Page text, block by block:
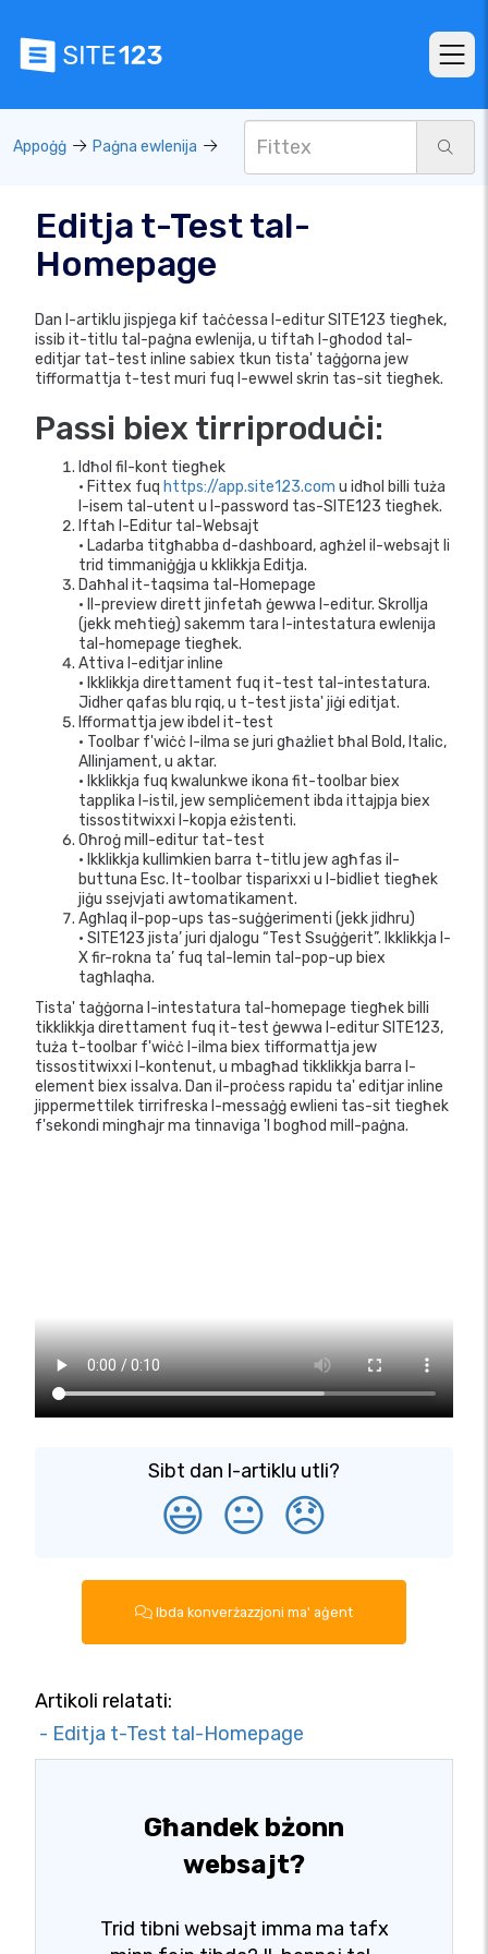
Appoġġ Paġna ewlenija
Editja t-Test tal-
Homepage
Dan l-artiklu jispjega kif taċċessa l-editur SITE123 tiegħek,
issib it-titlu tal-paġna ewlenija, u tiftaħ l-għodod tal-
editjar tat-test inline sabiex tkun tista' taġġorna jew
tifformattja t-test muri fuq l-ewwel skrin tas-sit tiegħek.
Passi biex tirriproduċi:
Idħol fil-kont tiegħek
• Fittex fuq https://app.site123.com u idħol billi tuża
l-isem tal-utent u l-password tas-SITE123 tiegħek.
Iftaħ l-Editur tal-Websajt
• Ladarba titgħabba d-dashboard, agħżel il-websajt li
trid timmaniġġja u kklikkja Editja.
Daħħal it-taqsima tal-Homepage
• Il-preview dirett jinfetaħ ġewwa l-editur. Skrollja
(jekk meħtieġ) sakemm tara l-intestatura ewlenija
tal-homepage tiegħek.
Attiva l-editjar inline
• Ikklikkja direttament fuq it-test tal-intestatura.
Jidher qafas blu rqiq, u t-test jista' jiġi editjat.
Ifformattja jew ibdel it-test
• Toolbar f'wiċċ l-ilma se juri għażliet bħal Bold, Italic,
Allinjament, u aktar.
• Ikklikkja fuq kwalunkwe ikona fit-toolbar biex
tapplika l-istil, jew sempliċement ibda ittajpja biex
tissostitwixxi l-kopja eżistenti.
Oħroġ mill-editur tat-test
• Ikklikkja kullimkien barra t-titlu jew agħfas il-
buttuna Esc. It-toolbar tisparixxi u l-bidliet tiegħek
jiġu ssejvjati awtomatikament.
Agħlaq il-pop-ups tas-suġġerimenti (jekk jidhru)
• SITE123 jista’ juri djalogu “Test Ssuġġerit”. Ikklikkja l-
X fir-rokna ta’ fuq tal-lemin tal-pop-up biex
tagħlaqha.
Tista' taġġorna l-intestatura tal-homepage tiegħek billi
tikklikkja direttament fuq it-test ġewwa l-editur SITE123,
tuża t-toolbar f'wiċċ l-ilma biex tifformattja jew
tissostitwixxi l-kontenut, u mbagħad tikklikkja barra l-
element biex issalva. Dan il-proċess rapidu ta' editjar inline
jippermettilek tirrifreska l-messaġġ ewlieni tas-sit tiegħek
f'sekondi mingħajr ma tinnaviga 'l bogħod mill-paġna.
Sibt dan l-artiklu utli?
😃 😐 😞
Ibda konverżazzjoni ma' aġent
Artikoli relatati:
- Editja t-Test tal-Homepage
Għandek bżonn
websajt?
Trid tibni websajt imma ma tafx